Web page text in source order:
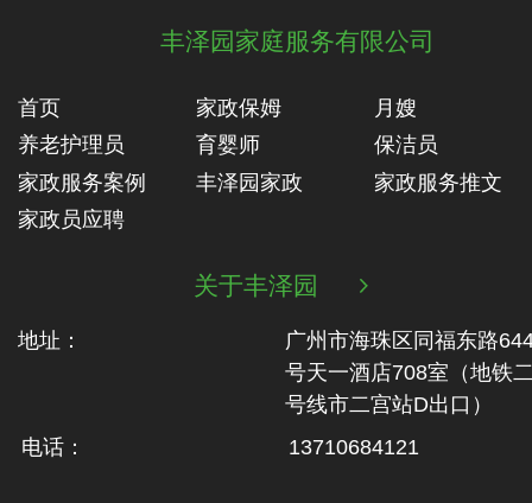
丰泽园家庭服务有限公司
首页 家政保姆
月嫂
养老护理员
育婴师
保洁员
家政服务案例
丰泽园家政
家政服务推文
家政员应聘
关于丰泽园 
地址：
广州市海珠区同福东路
号天一酒店708室（地铁‬
号线市二‬宫站D出口）
电话：
13710684121